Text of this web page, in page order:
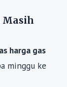
Masih
harga gas
minggu ke